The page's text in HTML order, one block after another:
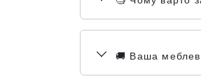
🚚 Ваша